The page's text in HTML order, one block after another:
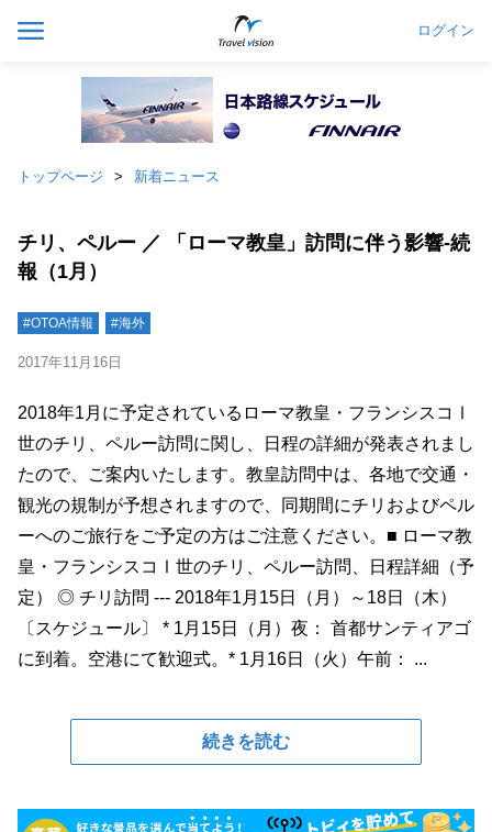
ログイン
トップページ 新着ニュース
チリ、ペルー ／ 「ローマ教皇」訪問に伴う影響‐続
報（1月）
#OTOA情報 #海外
2017年11月16日
2018年1月に予定されているローマ教皇・フランシスコⅠ
世のチリ、ペルー訪問に関し、日程の詳細が発表されまし
たので、ご案内いたします。教皇訪問中は、各地で交通・
観光の規制が予想されますので、同期間にチリおよびペル
ーへのご旅行をご予定の方はご注意ください。■ ローマ教
皇・フランシスコⅠ世のチリ、ペルー訪問、日程詳細（予
定） ◎ チリ訪問 --- 2018年1月15日（月）～18日（木）
〔スケジュール〕 * 1月15日（月）夜： 首都サンティアゴ
に到着。空港にて歓迎式。* 1月16日（火）午前： ...
続きを読む